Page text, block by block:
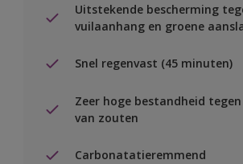
Uitstekende bescherming
vuilaanhang en groene
Snel regenvast (45 minuten)
Zeer hoge bestandheid
van zouten
Carbonatatieremmend